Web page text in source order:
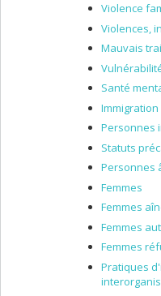
Violence
Violences,
Mauvais
Santé
Immigration
Personnes
Statuts
Personnes
Femmes
Femmes
Femmes
Femmes
Pratiques